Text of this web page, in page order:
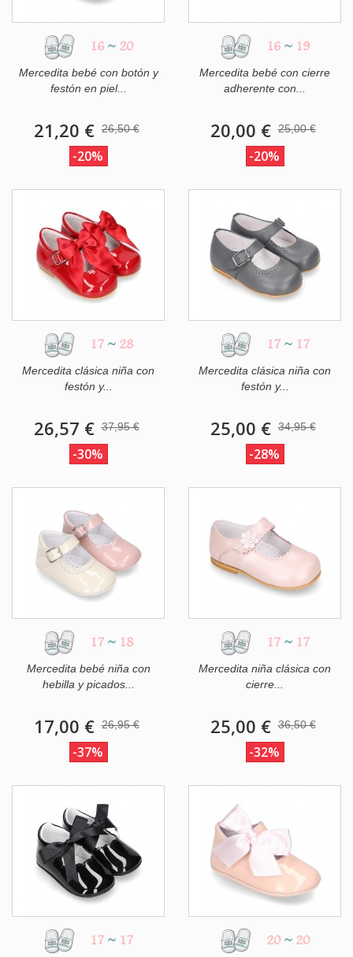
16 ~ 20
Mercedita bebé con botón y
festón en piel...
21,20 € 26,50 €
-20%
16 ~ 19
Mercedita bebé con cierre
adherente con...
20,00 € 25,00 €
-20%
17 ~ 28
Mercedita clásica niña con
festón y...
26,57 € 37,95 €
-30%
17 ~ 17
Mercedita clásica niña con
festón y...
25,00 € 34,95 €
-28%
17 ~ 18
Mercedita bebé niña con
hebilla y picados...
17,00 € 26,95 €
-37%
17 ~ 17
Mercedita niña clásica con
cierre...
25,00 € 36,50 €
-32%
17 ~ 17 20 ~ 20